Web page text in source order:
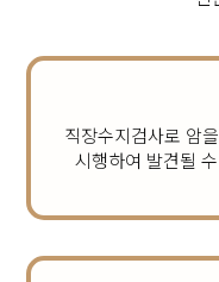
직장수지검사로 암
시행하여 발견될